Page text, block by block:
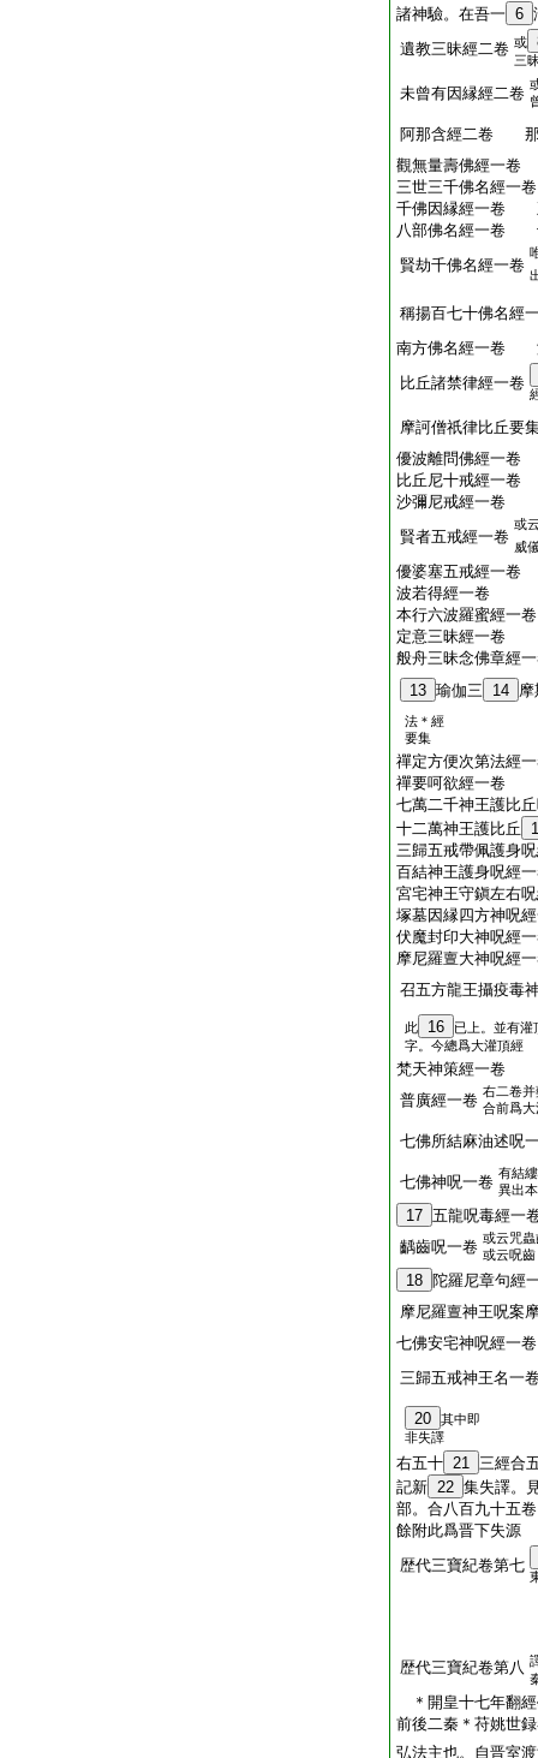
諸神驗。在吾一 6
遺教三昧經二卷 或
三
未曾有因縁經二卷
阿那含經二卷 那
觀無量壽佛經一卷
三世三千佛名經一卷
千佛因縁經一卷
八部佛名經一卷
賢劫千佛名經一卷
稱揚百七十佛名經
南方佛名經一卷
比丘諸禁律經一卷
摩訶僧祇律比丘要
優波離問佛經一
比丘尼十戒經一
沙彌尼戒經一卷
賢者五戒經一卷
或
威
優婆塞五戒經一
波若得經一卷
本行六波羅蜜經一卷
定意三昧經一卷
般舟三昧念佛章經
13 瑜伽三 14
法＊經
要集
禪定方便次第法經
禪要呵欲經一卷
七萬二千神王護比
十二萬神王護比丘
三歸五戒帶佩護身
百結神王護身呪經
宮宅神王守鎭左右
塚墓因縁四方神呪
伏魔封印大神呪經
摩尼羅亶大神呪經
召五方龍王攝疫毒
此 16
已上。並有灌
字。今總爲大灌頂經
梵天神策經一卷
普廣經一卷 右二卷
合前爲
七佛所結麻油述呪
七佛神呪一卷 有結
異出本
17 五龍呪毒經一
齲齒呪一卷 或云咒蟲
或云呪齒
18 陀羅尼章句經
摩尼羅亶神王呪案
七佛安宅神呪經
三歸五戒神王名一
20
其中即
非失譯
右五十 21 三經合
記新 22 集失譯。
部。合八百九十五
餘附此爲晋下失源
歴代三寶紀卷第七
歴代三寶紀卷第八
＊開皇十七年翻
前後二秦＊苻姚世
弘法主也。自晋室